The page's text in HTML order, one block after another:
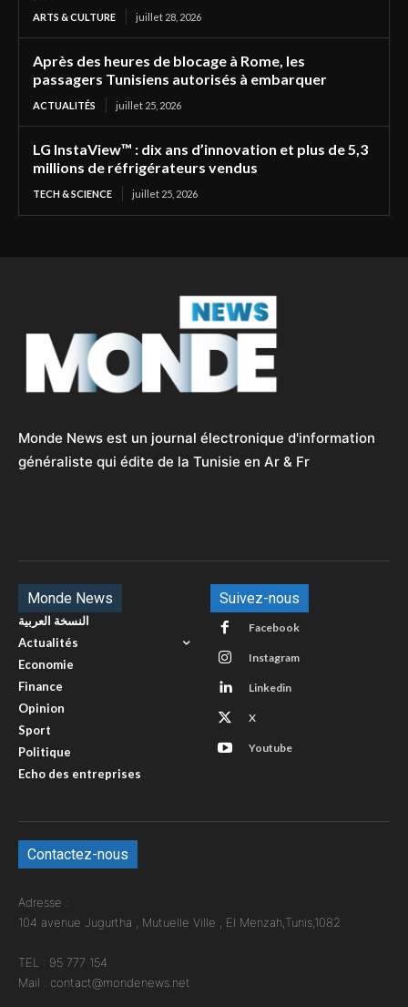
ARTS & CULTURE juillet 28, 2026
Après des heures de blocage à Rome, les
passagers Tunisiens autorisés à embarquer
ACTUALITÉS juillet 25, 2026
LG InstaView™ : dix ans d’innovation et plus de 5,3
millions de réfrigérateurs vendus
TECH & SCIENCE juillet 25, 2026
Monde News est un journal électronique d'information
généraliste qui édite de la Tunisie en Ar & Fr
Monde News
النسخة العربية
Actualités
Economie
Finance
Opinion
Sport
Politique
Echo des entreprises
Suivez-nous
Facebook
Instagram
Linkedin
X
Youtube
Contactez-nous
Adresse :
104 avenue Jugurtha , Mutuelle Ville , El Menzah,Tunis,1082
TEL : 95 777 154
Mail : contact@mondenews.net